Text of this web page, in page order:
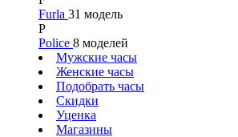
Furla 31 модель
P
Police 8 моделей
Мужские часы
Женские часы
Подобрать часы
Скидки
Уценка
Магазины